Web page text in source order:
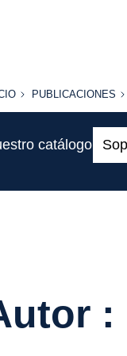
PUBLICACIONES
PUBLICACIONES
catálogo
: